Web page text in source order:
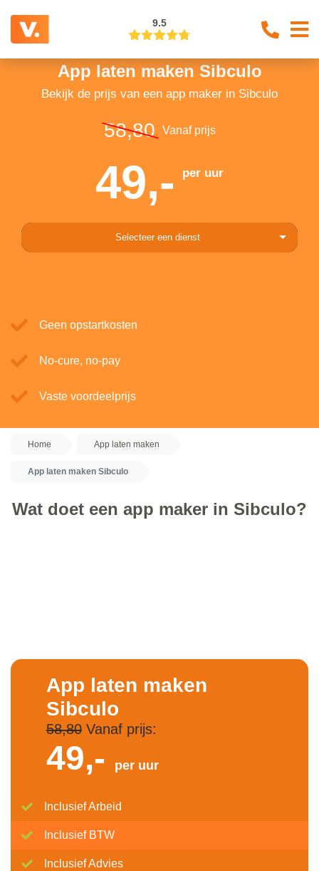
9.5
App laten maken Sibculo
Bekijk de prijs van een app maker in Sibculo
58,80 Vanaf prijs
49,- per uur
Selecteer een dienst
Geen opstartkosten
No-cure, no-pay
Vaste voordeelprijs
Home App laten maken
App laten maken Sibculo
Wat doet een app maker in Sibculo?
App laten maken
Sibculo
58,80Vanaf prijs:
49,- per uur
Inclusief Arbeid
Inclusief BTW
Inclusief Advies